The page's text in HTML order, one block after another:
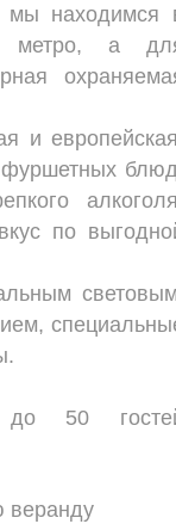
мы находимся
метро, а
и
по
50
веранду